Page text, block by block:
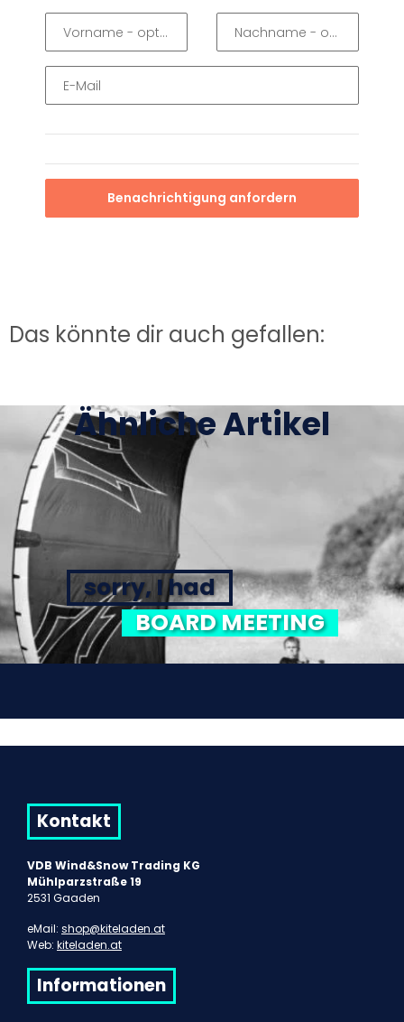
Vorname - optionale AngabeNachname - optionale
E-Mail
Benachrichtigung anfordern
Das könnte dir auch gefallen:
Ähnliche Artikel
sorry, I had
BOARD MEETING
Kontakt
VDB Wind&Snow Trading KG
Mühlparzstraße 19
2531 Gaaden
eMail: shop@kiteladen.at
Web: kiteladen.at
Informationen